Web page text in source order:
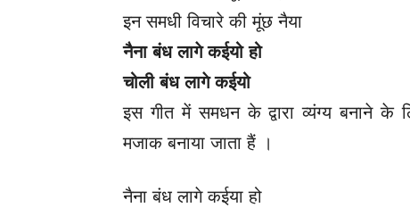
इन समधी विचारे की मूंछ नैया
नैना बंध लागे कईयो हो
चोली बंध लागे कईयो
इस गीत में समधन के द्वारा व्यंग्य बनाने के
मजाक बनाया जाता हैं ।
नैना बंध लागे कईया हो